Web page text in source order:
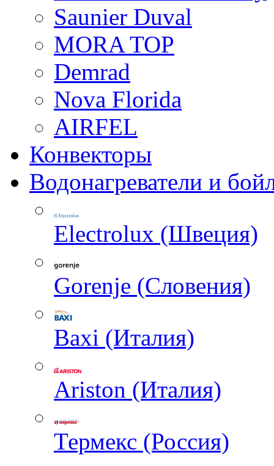
Saunier Duval
MORA TOP
Demrad
Nova Florida
AIRFEL
Конвекторы
Водонагреватели и
Electrolux (Швеция)
Gorenje (Словения)
Baxi (Италия)
Ariston (Италия)
Термекс (Россия)